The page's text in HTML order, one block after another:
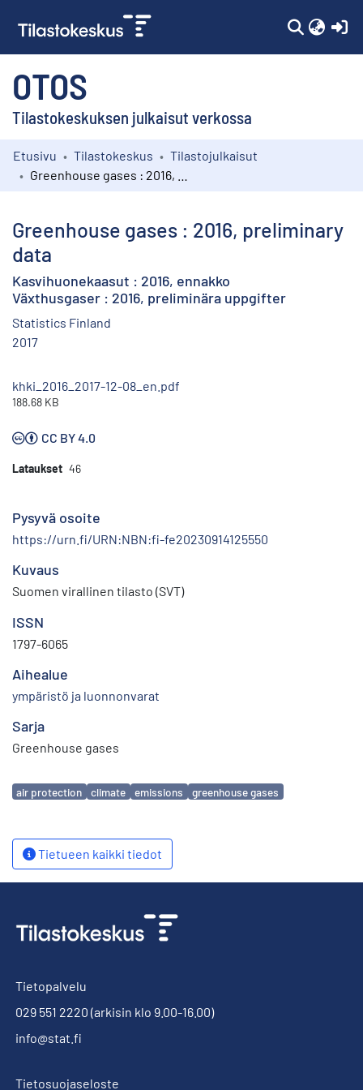
OTOS
Tilastokeskuksen julkaisut verkossa
Kokoelmat
Etusivu Tilastokeskus
Tilastojulkaisut
Greenhouse gases : 2016, preliminary
data
Kasvihuonekaasut : 2016, ennakko
Växthusgaser : 2016, preliminära uppgifter
Statistics Finland
2017
khki_2016_2017-12-08_en.pdf
188.68 KB
CC BY 4.0
Lataukset 46
Pysyvä osoite
https://urn.fi/URN:NBN:fi-fe20230914125550
Kuvaus
Suomen virallinen tilasto (SVT)
ISSN
1797-6065
Aihealue
ympäristö ja luonnonvarat
Sarja
Greenhouse gases
Avainsanat
air protection climate emissions greenhouse gases
Tietueen kaikki tiedot
Tietopalvelu
029 551 2220 (arkisin klo 9.00-16.00)
info@stat.fi
Tietosuojaseloste